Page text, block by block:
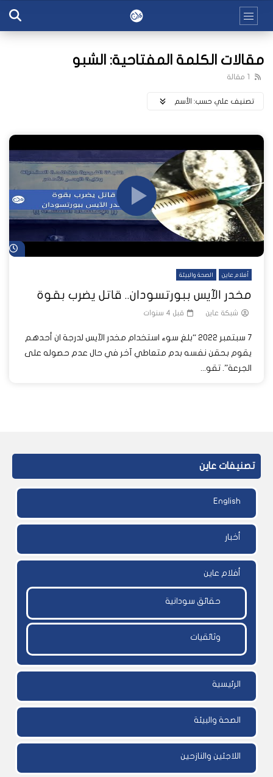
مقالات الكلمة المفتاحية: الشبو
1 مقالة
تصنيف علي حسب: اﻷسم
أفلام عاين الصحة والبيئة
مخدر الآيس ببورتسودان.. قاتل يضرب بقوة
شبكة عاين قبل 4 سنوات
7 سبتمبر 2022 “بلغ سوء استخدام مخدر الآيس لدرجة ان أحدهم
يقوم بحقن نفسه بدم متعاطي آخر في حال عدم حصوله على
الجرعة”. تقو...
تصنيفات عاين
English
أخبار
أفلام عاين
حقائق سودانية
وثائقيات
الرئيسية
الصحة والبيئة
اللاجئين والنازحين